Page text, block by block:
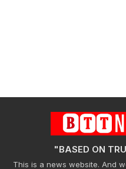
"BASED ON
This is a news website. And